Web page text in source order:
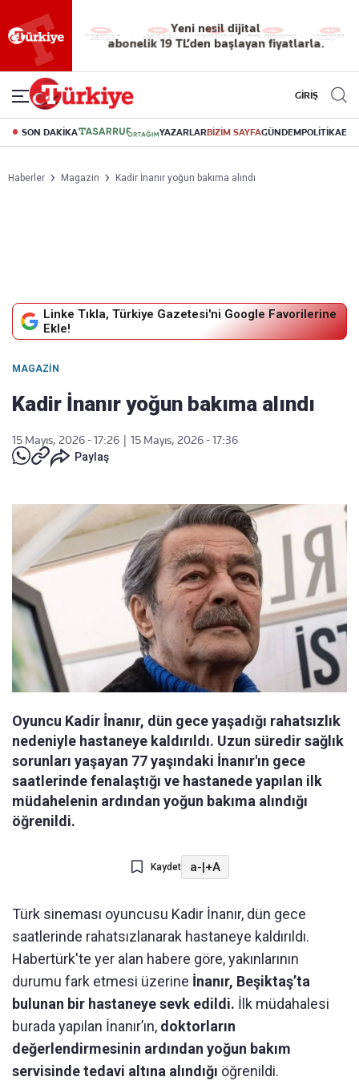
Yeni nesil dijital
abonelik 19 TL’den başlayan fiyatlarla.
GİRİŞ
SON DAKİKA YAZARLARBİZİM SAYFAGÜNDEMPOLİTİKA
Haberler Magazin Kadir İnanır yoğun bakıma alındı
Linke Tıkla, Türkiye Gazetesi'ni Google Favorilerine
Ekle!
MAGAZIN
Kadir İnanır yoğun bakıma alındı
15 Mayıs, 2026 - 17:26
15 Mayıs, 2026 - 17:36
Paylaş
Oyuncu Kadir İnanır, dün gece yaşadığı rahatsızlık
nedeniyle hastaneye kaldırıldı. Uzun süredir sağlık
sorunları yaşayan 77 yaşındaki İnanır'ın gece
saatlerinde fenalaştığı ve hastanede yapılan ilk
müdahelenin ardından yoğun bakıma alındığı
öğrenildi.
Kaydet a-|+A
Türk sineması oyuncusu Kadir İnanır, dün gece
saatlerinde rahatsızlanarak hastaneye kaldırıldı.
Habertürk'te yer alan habere göre, yakınlarının
durumu fark etmesi üzerine İnanır, Beşiktaş’ta
bulunan bir hastaneye sevk edildi. İlk müdahalesi
burada yapılan İnanır’ın, doktorların
değerlendirmesinin ardından yoğun bakım
servisinde tedavi altına alındığı öğrenildi.